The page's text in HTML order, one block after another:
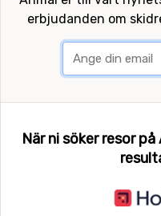
erbjudanden om
När ni söker resor